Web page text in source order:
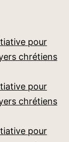
pour
chrétiens
pour
chrétiens
pour